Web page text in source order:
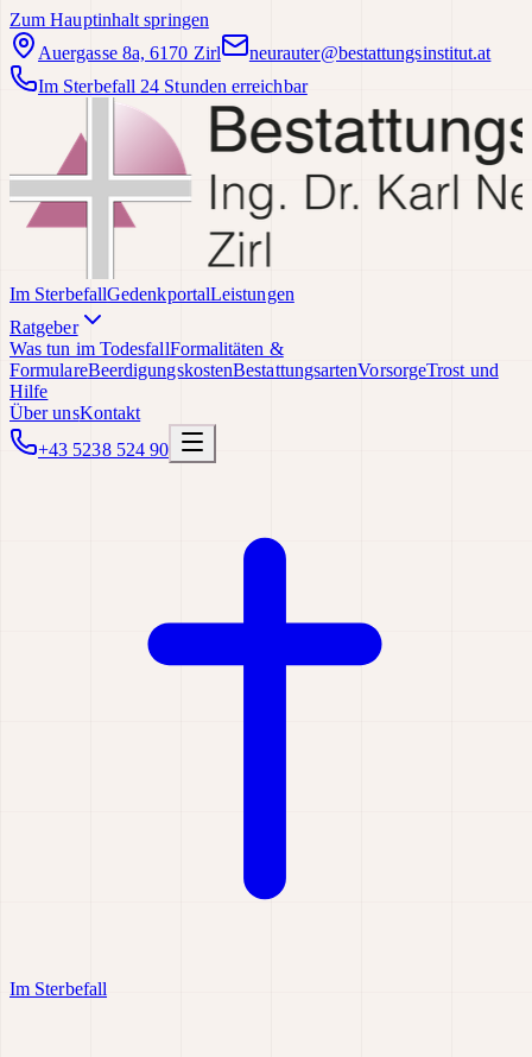
Zum Hauptinhalt springen
Auergasse 8a, 6170 Zirl
neurauter@bestattungsinstitut.at
Im Sterbefall 24 Stunden erreichbar
Im SterbefallGedenkportalLeistungen
Ratgeber
Was tun im TodesfallFormalitäten &
FormulareBeerdigungskostenBestattungsartenVorsorgeTrost und
Hilfe
Über unsKontakt
+43 5238 524 90
Im Sterbefall